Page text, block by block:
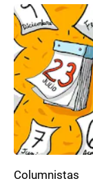
Columnistas